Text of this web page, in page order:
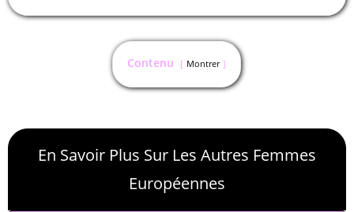
Contenu Montrer
En Savoir Plus Sur Les Autres Femmes
Européennes